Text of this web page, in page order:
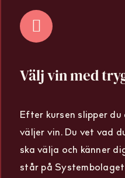
Välj vin med
Efter kursen slipper du
väljer vin. Du vet vad
ska välja och känner
står på